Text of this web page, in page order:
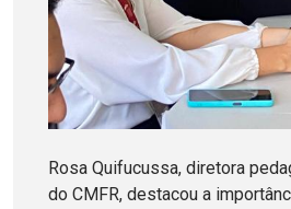
Rosa Quifucussa, diretora
do CMFR, destacou a